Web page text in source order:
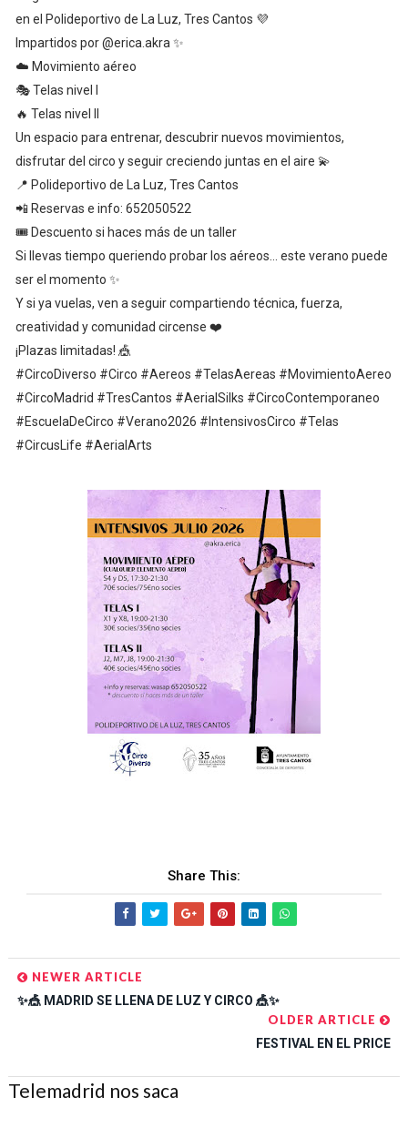
en el Polideportivo de La Luz, Tres Cantos 💜
Impartidos por @erica.akra ✨
☁️ Movimiento aéreo
🎭 Telas nivel I
🔥 Telas nivel II
Un espacio para entrenar, descubrir nuevos movimientos,
disfrutar del circo y seguir creciendo juntas en el aire 💫
📍 Polideportivo de La Luz, Tres Cantos
📲 Reservas e info: 652050522
🎟️ Descuento si haces más de un taller
Si llevas tiempo queriendo probar los aéreos… este verano puede
ser el momento ✨
Y si ya vuelas, ven a seguir compartiendo técnica, fuerza,
creatividad y comunidad circense ❤️
¡Plazas limitadas! 🎪
#CircoDiverso #Circo #Aereos #TelasAereas #MovimientoAereo
#CircoMadrid #TresCantos #AerialSilks #CircoContemporaneo
#EscuelaDeCirco #Verano2026 #IntensivosCirco #Telas
#CircusLife #AerialArts
Share This:
NEWER ARTICLE
✨🎪 MADRID SE LLENA DE LUZ Y CIRCO 🎪✨
OLDER ARTICLE
FESTIVAL EN EL PRICE
Telemadrid nos saca